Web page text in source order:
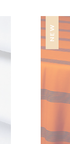
NEW